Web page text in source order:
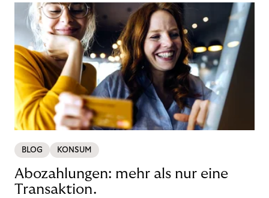
BLOG KONSUM
Abozahlungen: mehr als nur eine
Transaktion.